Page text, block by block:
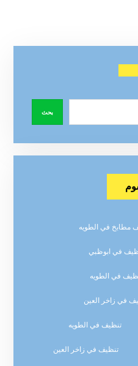
مطابخ في الطويه
في ابوظبي
في الطويه
في زاخر العين
تنظيف في الطويه
تنظيف في زاخر العين